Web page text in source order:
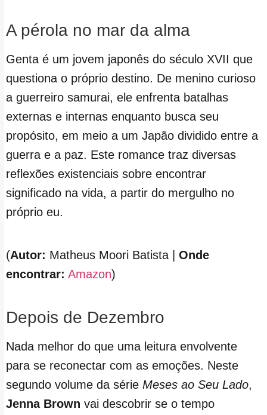
A pérola no mar da alma
Genta é um jovem japonês do século XVII que
questiona o próprio destino. De menino curioso
a guerreiro samurai, ele enfrenta batalhas
externas e internas enquanto busca seu
propósito, em meio a um Japão dividido entre a
guerra e a paz. Este romance traz diversas
reflexões existenciais sobre encontrar
significado na vida, a partir do mergulho no
próprio eu.
(Autor: Matheus Moori Batista | Onde
encontrar: Amazon)
Depois de Dezembro
Nada melhor do que uma leitura envolvente
para se reconectar com as emoções. Neste
segundo volume da série Meses ao Seu Lado,
Jenna Brown vai descobrir se o tempo